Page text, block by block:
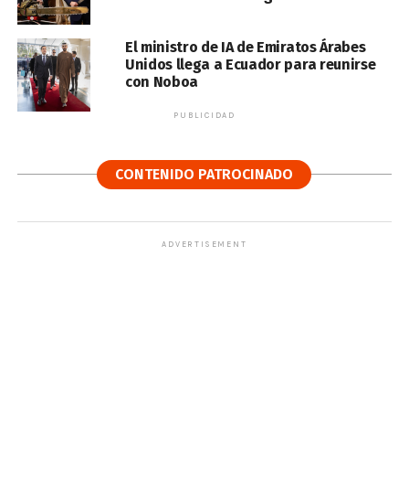
El ministro de IA de Emiratos Árabes
Unidos llega a Ecuador para reunirse
con Noboa
PUBLICIDAD
CONTENIDO PATROCINADO
ADVERTISEMENT